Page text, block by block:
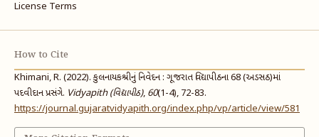
License Terms
How to Cite
Khimani, R. (2022). કુલનાયકશ્રીનું નિવેદન : ગૂજરાત વિદ્યાપીઠના 68 (અડસઠ)માં
પદવીદાન પ્રસંગે. Vidyapith (વિદ્યાપીઠ), 60(1-4), 72-83.
https://journal.gujaratvidyapith.org/index.php/vp/article/view/581